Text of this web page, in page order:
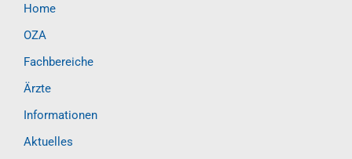
Home
OZA
Fachbereiche
Ärzte
Informationen
Aktuelles